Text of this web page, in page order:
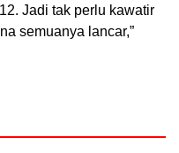
Jadi tak perlu kawatir
semuanya lancar,”